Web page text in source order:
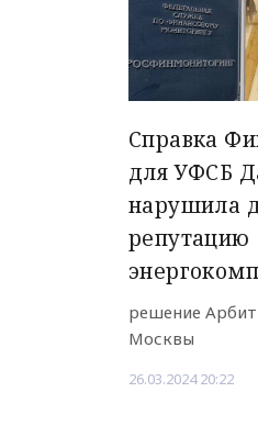
Справка
для УФСБ
нарушила
репутацию
решение
Москвы
26.03.2024 20:22